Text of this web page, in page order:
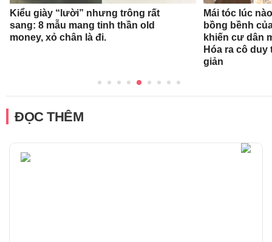
Kiểu giày “lười” nhưng trông rất
sang: 8 mẫu mang tinh thần old
money, xỏ chân là đi.
Mái tóc lúc
bồng bềnh
khiến cư dân
Hóa ra cô
giản
ĐỌC THÊM